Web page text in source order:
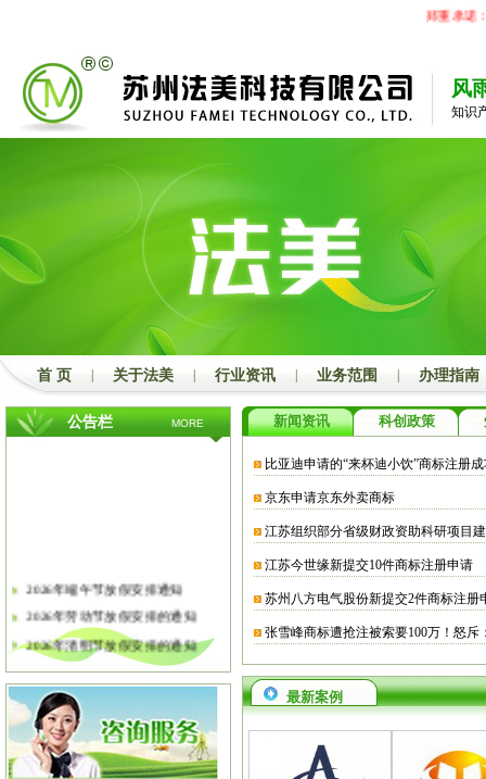
郑重承诺：
风
知识
首 页 关于法美 行业资讯 业务范围 办理指南
公告栏 MORE
2026年端午节放假安排通知
2026年劳动节放假安排的通知
2026年清明节放假安排的通知
关于软件企业评估有关工作的通知
2026年春节放假安排的通知
2026年元旦放假安排的通知
2025年国庆节、中秋节放假安排
2025年端午节放假安排的通知
新闻资讯 科创政策
比亚迪申请的“来杯迪小饮”商标注册
京东申请京东外卖商标
江苏组织部分省级财政资助科研项目
江苏今世缘新提交10件商标注册申请
苏州八方电气股份新提交2件商标注册
张雪峰商标遭抢注被索要100万！怒斥
最新案例